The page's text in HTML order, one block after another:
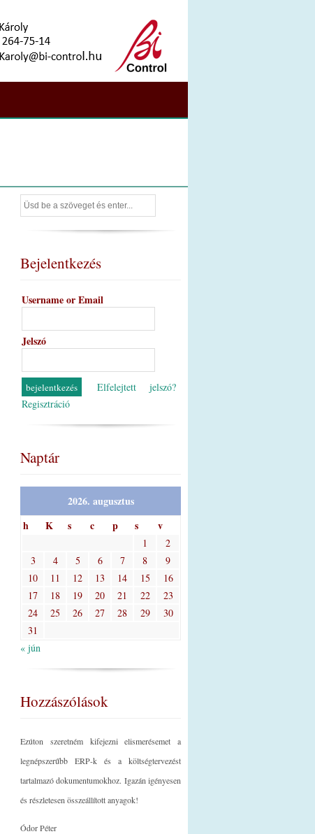
Bejelentkezés
Username or Email
Jelszó
Elfelejtett jelszó?
Regisztráció
Naptár
2026. augusztus
h
K s c p s v
1
2
3
4 5 6 7 8
9
10
11 12 13 14 15
16
17
18 19 20 21 22
23
24
25 26 27 28 29
30
31
« jún
Hozzászólások
Ezúton szeretném kifejezni elismerésemet a
legnépszerűbb ERP-k és a költségtervezést
tartalmazó dokumentumokhoz. Igazán igényesen
és részletesen összeállított anyagok!
Ódor Péter